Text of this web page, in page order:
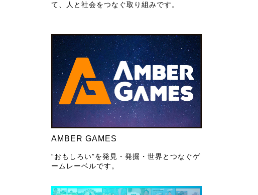
て、人と社会をつなぐ取り組みです。
AMBER GAMES
“おもしろい”を発見・発掘・世界とつなぐゲ
ームレーベルです。